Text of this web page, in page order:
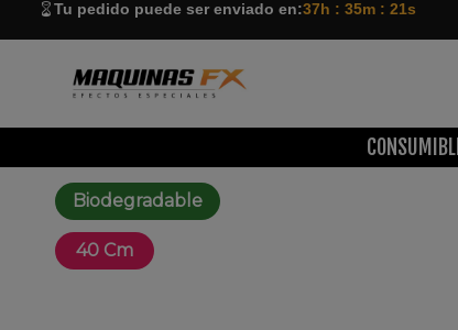
Tu pedido puede ser enviado en:37h : 35m : 20s
Biodegradable
40 Cm